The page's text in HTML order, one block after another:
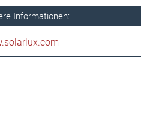
Informationen: